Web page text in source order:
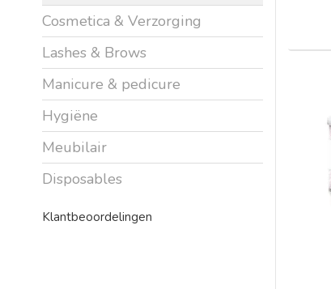
Cosmetica & Verzorging
Lashes & Brows
Manicure & pedicure
Hygiëne
Meubilair
Disposables
Klantbeoordelingen